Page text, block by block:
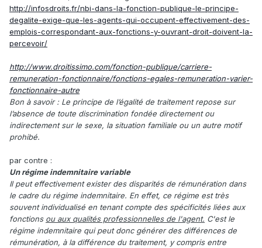
http://infosdroits.fr/nbi-dans-la-fonction-publique-le-principe-
degalite-exige-que-les-agents-qui-occupent-effectivement-des-
emplois-correspondant-aux-fonctions-y-ouvrant-droit-doivent-la-
percevoir/
http://www.droitissimo.com/fonction-publique/carriere-
remuneration-fonctionnaire/fonctions-egales-remuneration-varier-
fonctionnaire-autre
Bon à savoir : Le principe de l’égalité de traitement repose sur
l’absence de toute discrimination fondée directement ou
indirectement sur le sexe, la situation familiale ou un autre motif
prohibé.
par contre :
Un régime indemnitaire variable
Il peut effectivement exister des disparités de rémunération dans
le cadre du régime indemnitaire. En effet, ce régime est très
souvent individualisé en tenant compte des spécificités liées aux
fonctions ou aux qualités professionnelles de l'agent. C'est le
régime indemnitaire qui peut donc générer des différences de
rémunération, à la différence du traitement, y compris entre